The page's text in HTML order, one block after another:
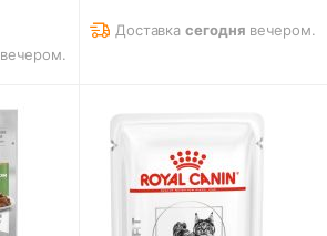
вечером.
Доставкасегодня вечером.